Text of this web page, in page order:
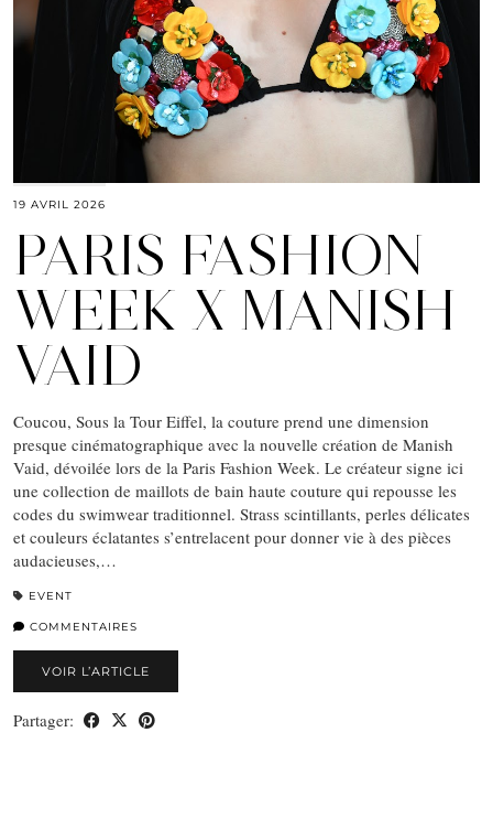
19 AVRIL 2026
PARIS FASHION
WEEK X MANISH
VAID
Coucou, Sous la Tour Eiffel, la couture prend une dimension
presque cinématographique avec la nouvelle création de Manish
Vaid, dévoilée lors de la Paris Fashion Week. Le créateur signe ici
une collection de maillots de bain haute couture qui repousse les
codes du swimwear traditionnel. Strass scintillants, perles délicates
et couleurs éclatantes s’entrelacent pour donner vie à des pièces
audacieuses,…
EVENT
COMMENTAIRES
VOIR L’ARTICLE
Partager: